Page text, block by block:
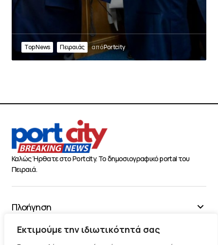
Εκτιμούμε την ιδιωτικότητά σας
Top News Πειραιάς απόPortcity
Καλώς Ήρθατε στο Portcity. Το δημοσιογραφικό portal του
Πειραιά.
Πλοήγηση
Χρήσιμα
Διάφορα